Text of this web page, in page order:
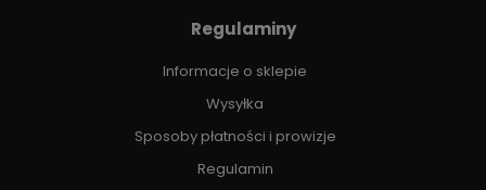
Regulaminy
Informacje o sklepie
Wysyłka
Sposoby płatności i prowizje
Regulamin